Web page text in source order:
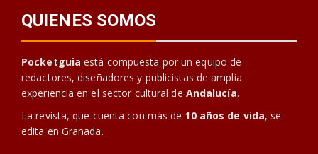
QUIENES SOMOS
Pocketguia está compuesta por un equipo de
redactores, diseñadores y publicistas de amplia
experiencia en el sector cultural de Andalucía.
La revista, que cuenta con más de 10 años de vida, se
edita en Granada.